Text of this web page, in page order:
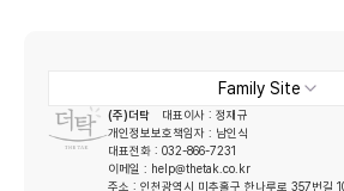
Family Site
(주)더탁 대표이사 : 정재규
개인정보보호책임자 : 남인식
대표전화 : 032-866-7231
이메일 : help@thetak.co.kr
주소 : 인천광역시 미추홀구 한나루로 357번길